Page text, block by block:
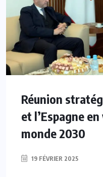
Réunion
et l’Espagne
monde 2030
19 FÉVRIER 2025